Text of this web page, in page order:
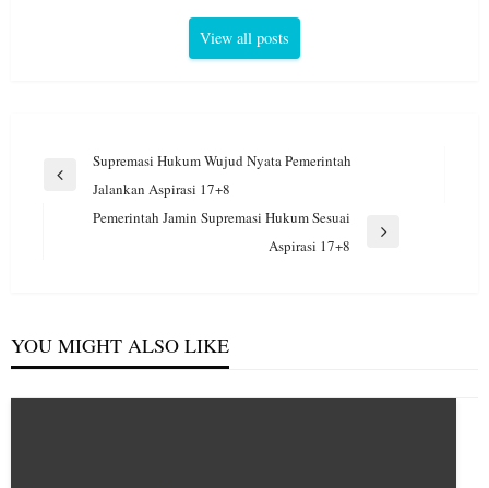
View all posts
NavigasiSupremasi Hukum Wujud Nyata Pemerintah
Jalankan Aspirasi 17+8
Pemerintah Jamin Supremasi Hukum Sesuai
Aspirasi 17+8
YOU MIGHT ALSO LIKE